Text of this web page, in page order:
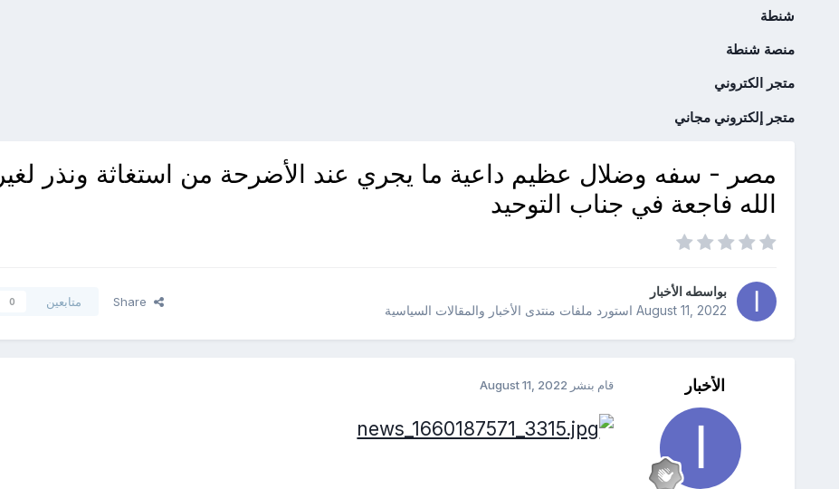
شنطة
منصة شنطة
متجر الكتروني
متجر إلكتروني مجاني
مصر - سفه وضلال عظيم داعية ما يجري عند الأضرحة من استغاثة ونذر لغير
الله فاجعة في جناب التوحيد
بواسطه الأخبار
August 11, 2022استورد ملفات منتدى الأخبار والمقالات السياسية
Share متابعين 0
الأخبار قام بنشر August 11, 2022